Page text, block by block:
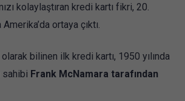
kolaylaştıran kredi kartı fikri, 20.
ortaya çıktı.
olarak bilinen ilk kredi kartı, 1950 yılında
sahibi Frank McNamara tarafından